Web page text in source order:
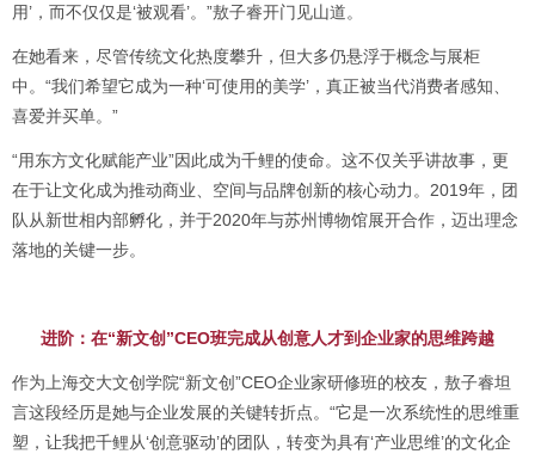
用’，而不仅仅是‘被观看’。”敖子睿开门见山道。
在她看来，尽管传统文化热度攀升，但大多仍悬浮于概念与展柜
中。“我们希望它成为一种‘可使用的美学’，真正被当代消费者感知、
喜爱并买单。”
“用东方文化赋能产业”因此成为千鲤的使命。这不仅关乎讲故事，更
在于让文化成为推动商业、空间与品牌创新的核心动力。2019年，团
队从新世相内部孵化，并于2020年与苏州博物馆展开合作，迈出理念
落地的关键一步。
进阶：在“新文创”CEO班完成从创意人才到企业家的思维跨越
作为上海交大文创学院“新文创”CEO企业家研修班的校友，敖子睿坦
言这段经历是她与企业发展的关键转折点。“它是一次系统性的思维重
塑，让我把千鲤从‘创意驱动’的团队，转变为具有‘产业思维’的文化企